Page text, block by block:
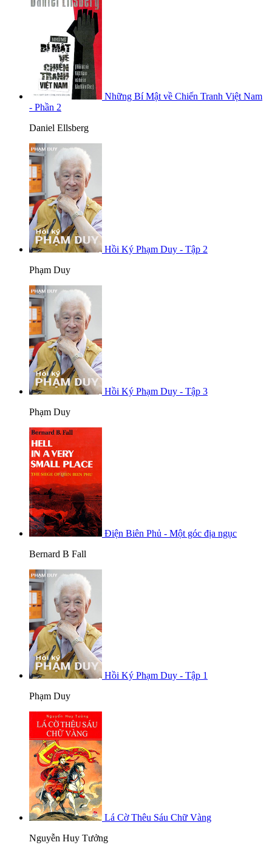
Những Bí Mật về Chiến Tranh Việt Nam
- Phần 2
Daniel Ellsberg
Hồi Ký Phạm Duy - Tập 2
Phạm Duy
Hồi Ký Phạm Duy - Tập 3
Phạm Duy
Điện Biên Phủ - Một góc địa ngục
Bernard B Fall
Hồi Ký Phạm Duy - Tập 1
Phạm Duy
Lá Cờ Thêu Sáu Chữ Vàng
Nguyễn Huy Tưởng